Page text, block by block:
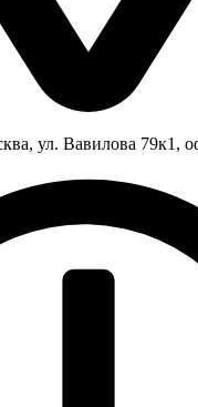
ул. Вавилова 79к1,